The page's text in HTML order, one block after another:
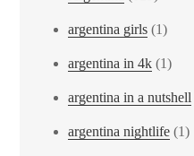
argentina girls (1)
argentina in 4k (1)
argentina in a nutshell
argentina nightlife (1)